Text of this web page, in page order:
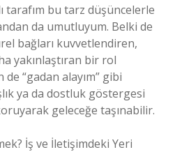
tarafım bu tarz düşüncelerle
da umutluyum. Belki de
bağları kuvvetlendiren,
yakınlaştıran bir rol
“gadan alayım” gibi
ya da dostluk göstergesi
geleceğe taşınabilir.
İş ve İletişimdeki Yeri